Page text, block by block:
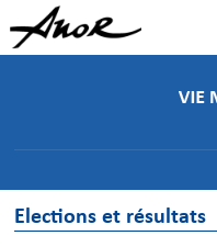
Elections et résultats